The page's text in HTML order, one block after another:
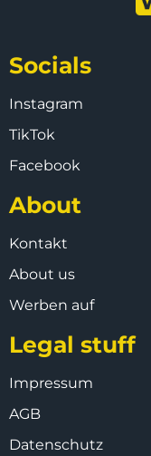
Socials
Instagram
TikTok
Facebook
About
Kontakt
About us
Werben auf
Legal stuff
Impressum
AGB
Datenschutz